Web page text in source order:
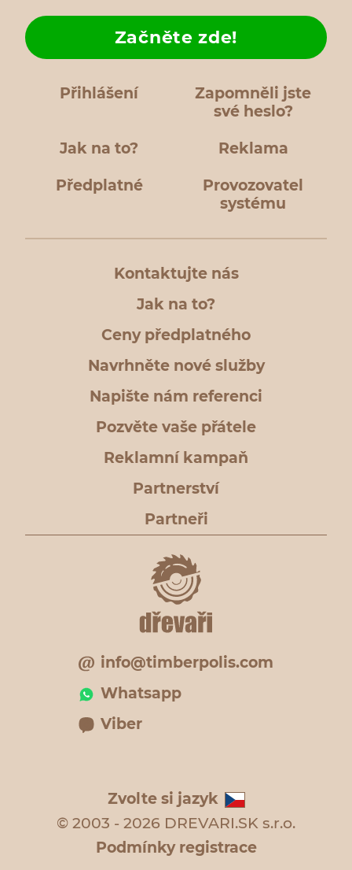
Přihlášení
Zapomněli jste
své heslo?
Jak na to?
Začněte zde!
Reklama
Předplatné
Provozovatel
systému
Kontaktujte nás
Jak na to?
Ceny předplatného
Navrhněte nové služby
Napište nám referenci
Pozvěte vaše přátele
Reklamní kampaň
Partnerství
Partneři
info@timberpolis.com
Whatsapp
Viber
Zvolte si jazyk
© 2003 - 2026 DREVARI.SK s.r.o.
Podmínky registrace